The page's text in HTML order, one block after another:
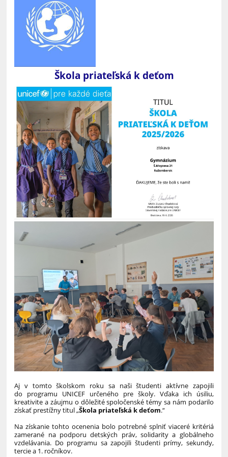
umelcov
počas
druhej
svetovej
vojny:
Škola priateľská k deťom
Aj v tomto školskom roku sa naši študenti aktívne zapojili
do programu UNICEF určeného pre školy. Vďaka ich úsiliu,
kreativite a záujmu o dôležité spoločenské témy sa nám podarilo
získať prestížny titul „Škola priateľská k deťom.“
Na získanie tohto ocenenia bolo potrebné splniť viaceré kritériá
zamerané na podporu detských práv, solidarity a globálneho
vzdelávania. Do programu sa zapojili študenti prímy, sekundy,
tercie a 1. ročníkov.